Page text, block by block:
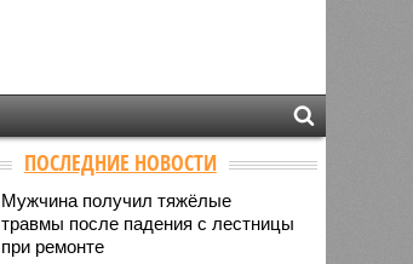
ПОСЛЕДНИЕ НОВОСТИ
Мужчина получил тяжёлые
травмы после падения с лестницы
при ремонте